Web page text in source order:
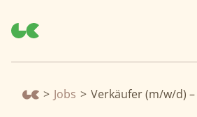
> Jobs > Verkäufer (m/w/d)